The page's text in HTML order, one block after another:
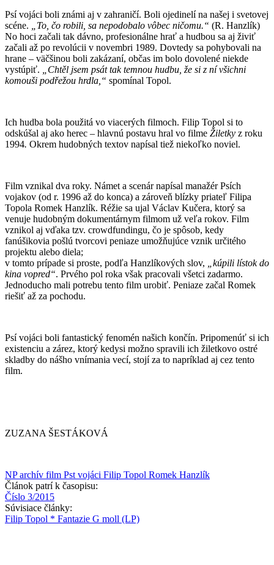
Psí vojáci boli známi aj v zahraničí. Boli ojedinelí na našej i svetovej
scéne.
„To, čo robili, sa nepodobalo vôbec ničomu.“ (R. Hanzlík)
No hoci začali tak dávno, profesionálne hrať a hudbou sa aj živiť
začali až po revolúcii v novembri 1989. Dovtedy sa pohybovali na
hrane – väčšinou boli zakázaní, občas im bolo dovolené niekde
vystúpiť.
„Chtěl jsem psát tak temnou hudbu, že si z ní všichni
komouši podřežou hrdla,“ spomínal Topol.
Ich hudba bola použitá vo viacerých filmoch. Filip Topol si to
odskúšal aj ako herec – hlavnú postavu hral vo filme Žiletky z roku
1994. Okrem hudobných textov napísal tiež niekoľko noviel.
Film vznikal dva roky. Námet a scenár napísal manažér Psích
vojakov (od r. 1996 až do konca) a zároveň blízky priateľ Filipa
Topola Romek Hanzlík. Réžie sa ujal Václav Kučera, ktorý sa
venuje hudobným dokumentárnym filmom už veľa rokov. Film
vznikol aj vďaka tzv. crowdfundingu, čo je spôsob, kedy
fanúšikovia pošlú tvorcovi peniaze umožňujúce vznik určitého
projektu alebo diela;
v tomto prípade si proste, podľa Hanzlíkových slov,
„kúpili lístok do
kina vopred“. Prvého pol roka však pracovali všetci zadarmo.
Jednoducho mali potrebu tento film urobiť. Peniaze začal Romek
riešiť až za pochodu.
Psí vojáci boli fantastický fenomén našich končín. Pripomenúť si ich
existenciu a zárez, ktorý kedysi možno spravili ich žiletkovo ostré
skladby do nášho vnímania vecí, stojí za to napríklad aj cez tento
film.
ZUZANA ŠESTÁKOVÁ
NP archív film Pst vojáci Filip Topol Romek Hanzlík
Článok patrí k časopisu:
Číslo 3/2015
Súvisiace články:
Filip Topol * Fantazie G moll (LP)